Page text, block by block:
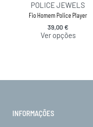
POLICE JEWELS
Fio Homem Police Player
39,00€
Ver opções
INFORMAÇÕES